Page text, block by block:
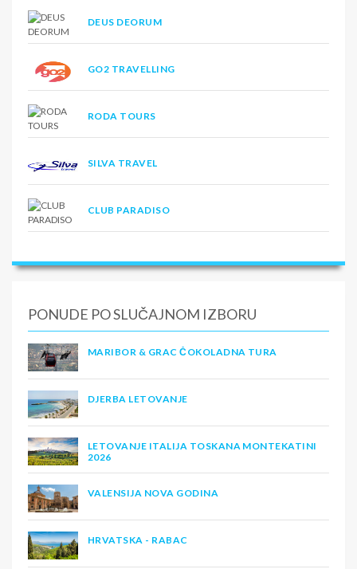
DEUS DEORUM
GO2 TRAVELLING
RODA TOURS
SILVA TRAVEL
CLUB PARADISO
PONUDE PO SLUČAJNOM IZBORU
MARIBOR & GRAC ČOKOLADNA TURA
DJERBA LETOVANJE
LETOVANJE ITALIJA TOSKANA MONTEKATINI
2026
VALENSIJA NOVA GODINA
HRVATSKA - RABAC